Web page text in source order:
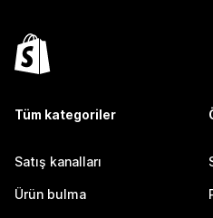
Tüm kategoriler
Satış kanalları
Ürün bulma